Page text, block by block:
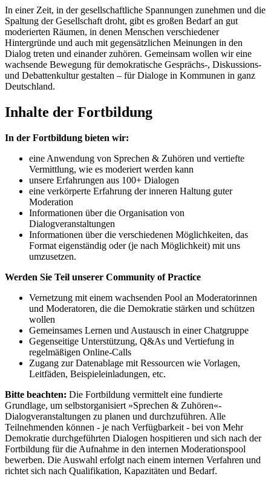
In einer Zeit, in der gesellschaftliche Spannungen zunehmen und die
Spaltung der Gesellschaft droht, gibt es großen Bedarf an gut
moderierten Räumen, in denen Menschen verschiedener
Hintergründe und auch mit gegensätzlichen Meinungen in den
Dialog treten und einander zuhören. Gemeinsam wollen wir eine
wachsende Bewegung für demokratische Gesprächs-, Diskussions-
und Debattenkultur gestalten – für Dialoge in Kommunen in ganz
Deutschland.
Inhalte der Fortbildung
In der Fortbildung bieten wir:
eine Anwendung von Sprechen & Zuhören und vertiefte
Vermittlung, wie es moderiert werden kann
unsere Erfahrungen aus 100+ Dialogen
eine verkörperte Erfahrung der inneren Haltung guter
Moderation
Informationen über die Organisation von
Dialogveranstaltungen
Informationen über die verschiedenen Möglichkeiten, das
Format eigenständig oder (je nach Möglichkeit) mit uns
umzusetzen.
Werden Sie Teil unserer Community of Practice
Vernetzung mit einem wachsenden Pool an Moderatorinnen
und Moderatoren, die die Demokratie stärken und schützen
wollen
Gemeinsames Lernen und Austausch in einer Chatgruppe
Gegenseitige Unterstützung, Q&As und Vertiefung in
regelmäßigen Online-Calls
Zugang zur Datenablage mit Ressourcen wie Vorlagen,
Leitfäden, Beispieleinladungen, etc.
Bitte beachten: Die Fortbildung vermittelt eine fundierte
Grundlage, um selbstorganisiert »Sprechen & Zuhören«-
Dialogveranstaltungen zu planen und durchzuführen. Alle
Teilnehmenden können - je nach Verfügbarkeit - bei von Mehr
Demokratie durchgeführten Dialogen hospitieren und sich nach der
Fortbildung für die Aufnahme in den internen Moderationspool
bewerben. Die Auswahl erfolgt nach einem internen Verfahren und
richtet sich nach Qualifikation, Kapazitäten und Bedarf.